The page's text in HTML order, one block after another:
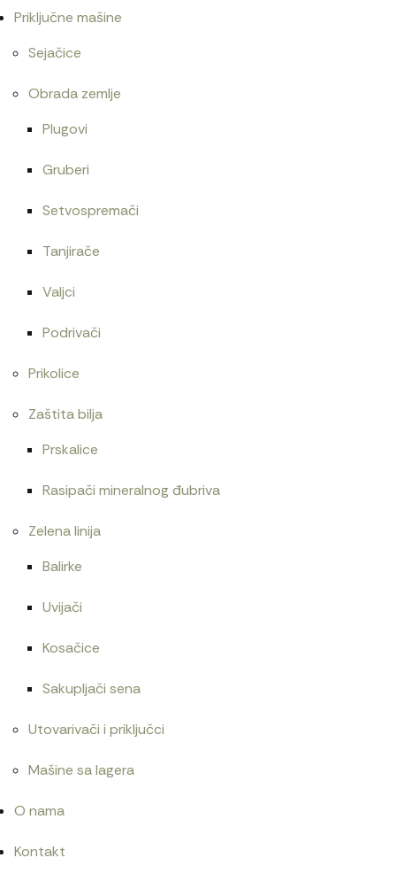
Priključne mašine
Sejačice
Obrada zemlje
Plugovi
Gruberi
Setvospremači
Tanjirače
Valjci
Podrivači
Prikolice
Zaštita bilja
Prskalice
Rasipači mineralnog đubriva
Zelena linija
Balirke
Uvijači
Kosačice
Sakupljači sena
Utovarivači i priključci
Mašine sa lagera
O nama
Kontakt